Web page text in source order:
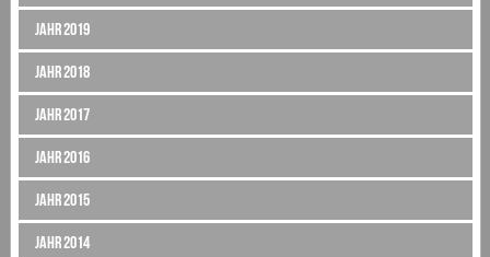
Jahr 2019
Jahr 2018
Jahr 2017
Jahr 2016
Jahr 2015
Jahr 2014